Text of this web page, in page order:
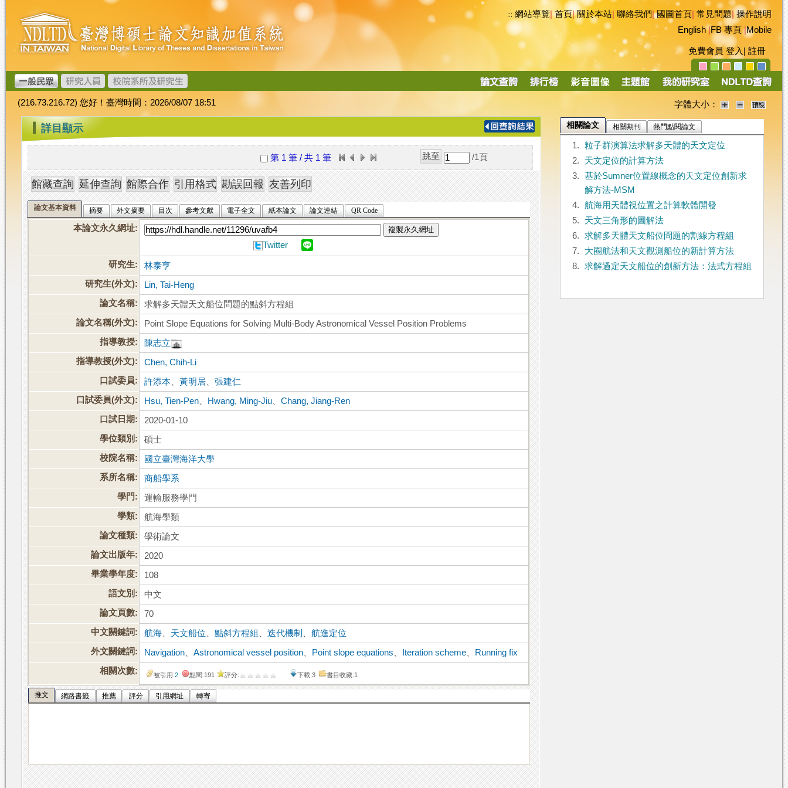
跳
到
主
要
內
容
臺
灣
博
碩
士
論
文
加
值
系
統
::: 網站導覽|首頁|關於本站 聯絡我們|國圖首頁 常見問題|操作說明
English|FB 專頁|Mobile
免費會員 登入 註冊
導
(216.73.216.72) 您好！臺灣時間：2026/08/07 18:51 字體大小：
::: 詳目顯示
第 1 筆 / 共 1 筆 /1 頁
論文基本資料 摘要 外文摘要 目次 參考文獻 電子全文 紙本論文 論文連結 QR Code
本論文永久網址: 複製永久網址
Twitter
研究生:
林泰亨
研究生(外文):
Lin, Tai-Heng
論文名稱:
求解多天體天文船位問題的點斜方程組
論文名稱(外文):
Point Slope Equations for Solving Multi-Body Astronomical Vessel Position Problems
指導教授:
陳志立
指導教授(外文):
Chen, Chih-Li
口試委員:
許添本 、黃明居 、張建仁
口試委員(外文):
Hsu, Tien-Pen Hwang, Ming-Jiu 、Chang, Jiang-Ren
口試日期:
2020-01-10
學位類別:
碩士
校院名稱:
國立臺灣海洋大學
系所名稱:
商船學系
學門:
運輸服務學門
學類:
航海學類
論文種類:
學術論文
論文出版年:
2020
畢業學年度:
108
語文別:
中文
論文頁數:
70
中文關鍵詞:
航海 天文船位 、點斜方程組 、迭代機制 、航進定位
外文關鍵詞:
Navigation 、Astronomical vessel position Point slope equations Iteration scheme
Running fix
相關次數:
被引用:2 點閱:191 評分: 下載:3 書目收藏:1
推文 網路書籤 推薦 評分 引用網址 轉寄
相關論文 相關期刊 熱門點閱論文
1.
粒子群演算法求解多天體的天文定位
2.
天文定位的計算方法
3.
基於Sumner位置線概念的天文定位創新求
解方法-MSM
4.
航海用天體視位置之計算軟體開發
5.
天文三角形的圖解法
6.
求解多天體天文船位問題的割線方程組
7.
大圈航法和天文觀測船位的新計算方法
8.
求解過定天文船位的創新方法：法式方程組